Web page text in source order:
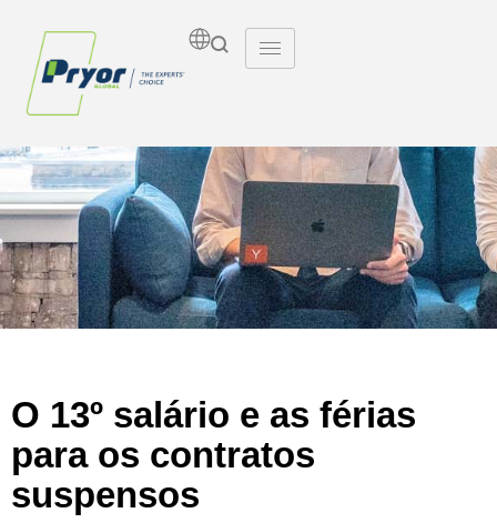
Insights
O 13º salário e as férias
para os contratos
suspensos